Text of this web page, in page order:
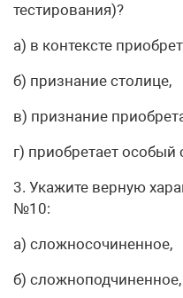
тестирования)?
а) в контексте
б) признание столице,
в) признание
г) приобретает
3. Укажите верную
№10:
а) сложносочиненное,
б) сложноподчиненное,